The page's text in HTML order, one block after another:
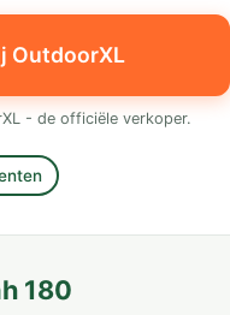
OutdoorXL
- de officiële verkoper.
180